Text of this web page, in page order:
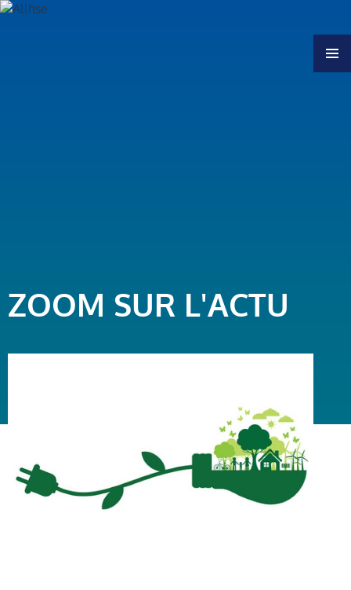
ZOOM SUR L'ACTU